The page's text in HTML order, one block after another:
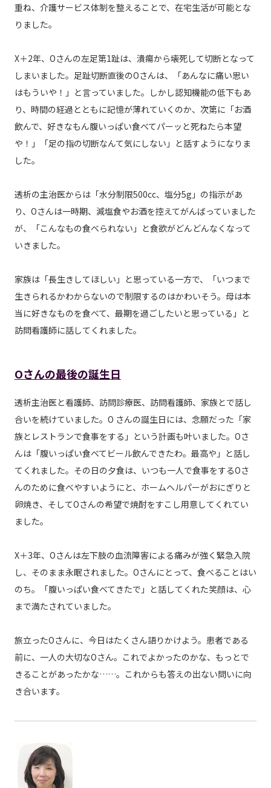
重ね、介護サービス体制を整えることで、在宅生活が可能とな
りました。
X＋2年、Oさんの左足第1趾は、潰瘍から壊死して切断となって
しまいました。足趾切断直後のOさんは、「あんなに痛い思い
はもういや！」と言っていました。しかし認知機能の低下もあ
り、時間の経過とともに記憶が薄れていくのか、次第に「お酒
飲んで、好きなもん腹いっぱい食べてパーッと死ねたら本望
や！」「足の指の切断なんて気にしない」と話すようになりま
した。
透析の主治医からは「水分制限500cc、塩分5g」の指示があ
り、Oさんは一時期、減塩食やお酒を控えてがんばっていました
が、「こんなもの食べられない」と食欲がどんどんなくなって
いきました。
家族は「長生きしてほしい」と思っている一方で、「いつまで
生きられるかわからないので制限するのはかわいそう。母は本
当に好きなものを食べて、最期を過ごしたいと思っている」と
訪問看護師に話してくれました。
Oさんの最後の誕生日
透析主治医と看護師、訪問診療医、訪問看護師、家族とで話し
合いを続けていました。O さんの誕生日には、念願だった「家
族とレストランで食事をする」という計画も叶いました。Oさ
んは「腹いっぱい食べてビール飲んできたわ。最高や」と話し
てくれました。その日の夕食は、いつも一人で食事をするOさ
んのために食べやすいようにと、ホームヘルパーがおにぎりと
卵焼き、そしてOさんの希望で焼酎をすこし用意してくれてい
ました。
X＋3年、Oさんは左下肢の血流障害による痛みが強く緊急入院
し、そのまま永眠されました。Oさんにとって、食べることはい
のち。「腹いっぱい食べてきたで」と話してくれた笑顔は、心
まで満たされていました。
旅立ったOさんに、今日はたくさん語りかけよう。患者である
前に、一人の大切なOさん。これでよかったのかな、もっとで
きることがあったかな……。これからも答えの出ない問いに向
き合います。